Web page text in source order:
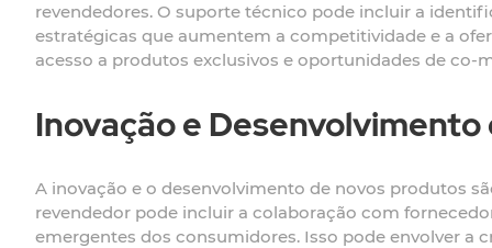
revendedores. O suporte técnico pode incluir a
estratégicas que aumentem a competitividade e a
acesso a produtos exclusivos e oportunidades de co-
Inovação e
A inovação e o desenvolvimento de novos produtos
revendedor pode incluir a colaboração com
emergentes dos consumidores. Isso pode envolver a